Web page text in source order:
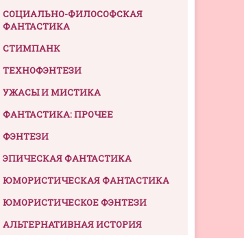
СОЦИАЛЬНО-ФИЛОСОФСКАЯ
ФАНТАСТИКА
СТИМПАНК
ТЕХНОФЭНТЕЗИ
УЖАСЫ И МИСТИКА
ФАНТАСТИКА: ПРОЧЕЕ
ФЭНТЕЗИ
ЭПИЧЕСКАЯ ФАНТАСТИКА
ЮМОРИСТИЧЕСКАЯ ФАНТАСТИКА
ЮМОРИСТИЧЕСКОЕ ФЭНТЕЗИ
АЛЬТЕРНАТИВНАЯ ИСТОРИЯ